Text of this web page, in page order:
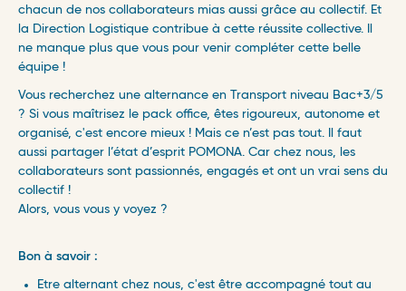
chacun de nos collaborateurs mias aussi grâce au collectif. Et
la Direction Logistique contribue à cette réussite collective. Il
ne manque plus que vous pour venir compléter cette belle
équipe !
Vous recherchez une alternance en Transport niveau Bac+3/5
? Si vous maîtrisez le pack office, êtes rigoureux, autonome et
organisé, c'est encore mieux ! Mais ce n’est pas tout. Il faut
aussi partager l’état d’esprit POMONA. Car chez nous, les
collaborateurs sont passionnés, engagés et ont un vrai sens du
collectif !
Alors, vous vous y voyez ?
Bon à savoir :
Etre alternant chez nous, c'est être accompagné tout au